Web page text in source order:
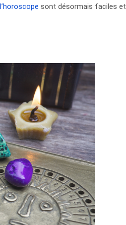
sont désormais faciles et